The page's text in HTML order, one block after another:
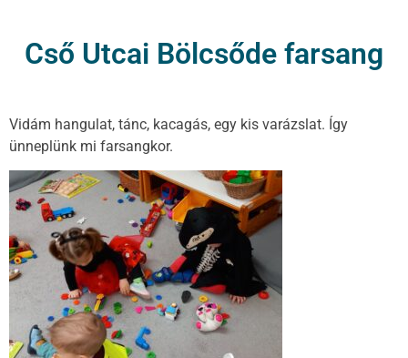
Cső Utcai Bölcsőde farsang
Vidám hangulat, tánc, kacagás, egy kis varázslat. Így
ünneplünk mi farsangkor.